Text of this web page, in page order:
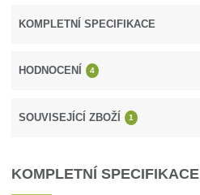
KOMPLETNÍ SPECIFIKACE
HODNOCENÍ 4
SOUVISEJÍCÍ ZBOŽÍ 1
KOMPLETNÍ SPECIFIKACE